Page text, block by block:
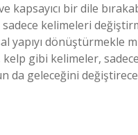
kapsayıcı bir dile
sadece kelimeleri
yapıyı dönüştürmekle
kelp gibi kelimeler,
da geleceğini